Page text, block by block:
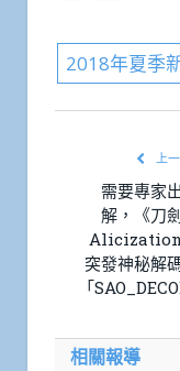
2018年夏季
上
需要專家
解，《刀
Alicization
突發神秘解
「
相關報導